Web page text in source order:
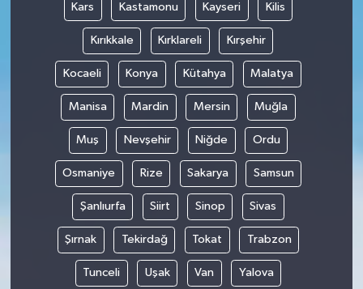
Kars Kastamonu Kayseri Kilis
Kırıkkale Kırklareli Kırşehir
Kocaeli Konya Kütahya Malatya
Manisa Mardin Mersin Muğla
Muş Nevşehir Niğde Ordu
Osmaniye Rize Sakarya Samsun
Şanlıurfa Siirt Sinop Sivas
Şırnak Tekirdağ Tokat Trabzon
Tunceli Uşak Van Yalova